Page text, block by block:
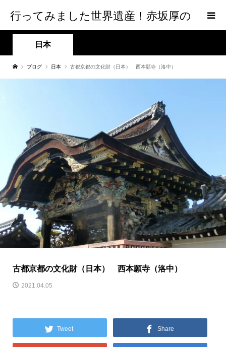
行ってみました世界遺産！赤坂厚の
world Heritage
日本
ブログ 日本 古都京都の文化財（日本） 西本願寺（洛中）
古都京都の文化財（日本） 西本願寺（洛中）
2021.04.05
Tweet Share